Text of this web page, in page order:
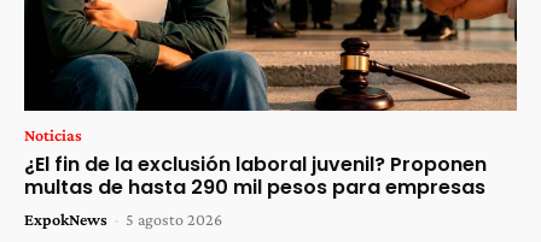
Noticias
¿El fin de la exclusión laboral juvenil? Proponen
multas de hasta 290 mil pesos para empresas
ExpokNews - 5 agosto 2026